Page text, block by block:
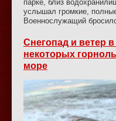
парке, близ
услышал громкие,
Военнослужащий
Снегопад и ветер
некоторых
море